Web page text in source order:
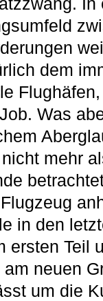
dem
Was
mehr
in den
ersten Teil
neuen
um die